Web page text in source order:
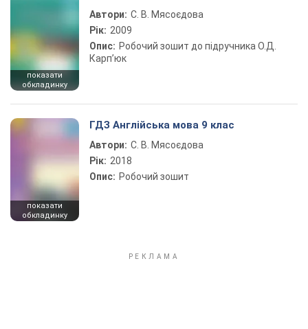
показати
обкладинку
Автори: С. В. Мясоєдова
Рік: 2009
Опис: Робочий зошит до підручника О.Д.
Карп’юк
показати
обкладинку
ГДЗ Англійська мова 9 клас
Автори: С. В. Мясоєдова
Рік: 2018
Опис: Робочий зошит